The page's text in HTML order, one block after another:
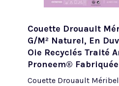
Couette Drouault
G/m² Naturel, En
Oie Recyclés Traité
Proneem®
Couette Drouault